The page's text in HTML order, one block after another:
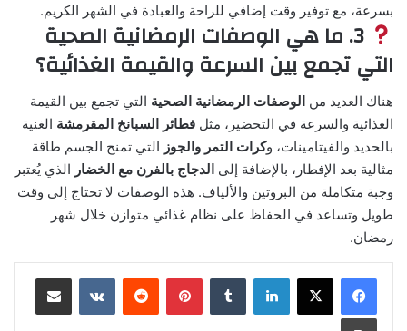
بسرعة، مع توفير وقت إضافي للراحة والعبادة في الشهر الكريم.
3. ما هي الوصفات الرمضانية الصحية
التي تجمع بين السرعة والقيمة الغذائية؟
هناك العديد من الوصفات الرمضانية الصحية التي تجمع بين القيمة
الغذائية والسرعة في التحضير، مثل فطائر السبانخ المقرمشة الغنية
بالحديد والفيتامينات، وكرات التمر والجوز التي تمنح الجسم طاقة
مثالية بعد الإفطار، بالإضافة إلى الدجاج بالفرن مع الخضار الذي يُعتبر
وجبة متكاملة من البروتين والألياف. هذه الوصفات لا تحتاج إلى وقت
طويل وتساعد في الحفاظ على نظام غذائي متوازن خلال شهر
رمضان.
لينكدإن بينتيريست مشاركة عبر البريد
طباعة